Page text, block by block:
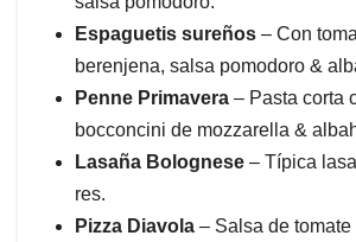
Espaguetis sureños – Con
berenjena, salsa pomodoro &
Penne Primavera – Pasta corta
bocconcini de mozzarella &
Lasaña Bolognese – Típica
res.
Pizza Diavola – Salsa de